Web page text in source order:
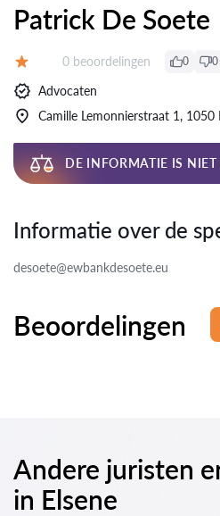
Patrick De Soete
Beoordelingen:
0 beoordelingen 0 0
Advocaten
Camille Lemonnierstraat 1, 1050
DE INFORMATIE IS NIET
Informatie over de
desoete@ewbankdesoete.eu
Beoordelingen
Andere juristen
in Elsene